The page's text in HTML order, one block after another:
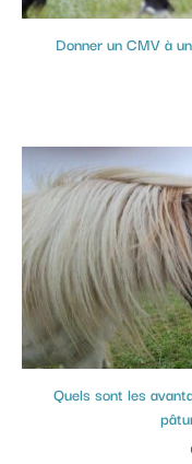
Donner un CMV à
Quels sont les